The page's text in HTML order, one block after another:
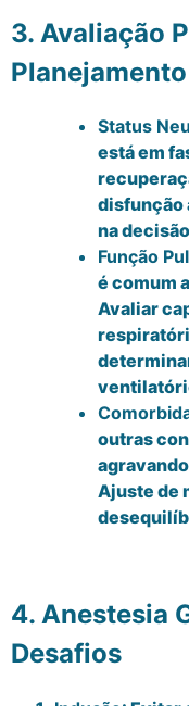
3. Avaliação
Planejamento
Status
está em
disfunção
na
Função
é comum
Avaliar
outras
Ajuste de
4. Anestesia
Desafios